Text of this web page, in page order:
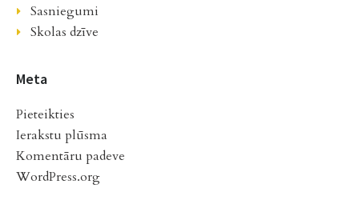
Sasniegumi
Skolas dzīve
Meta
Pieteikties
Ierakstu plūsma
Komentāru padeve
WordPress.org